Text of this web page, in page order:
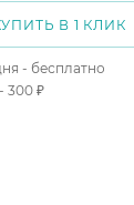
В 1 КЛИК
- бесплатно
300 ₽